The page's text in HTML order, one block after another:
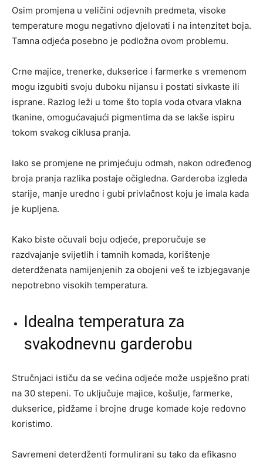
Osim promjena u veličini odjevnih predmeta, visoke
temperature mogu negativno djelovati i na intenzitet boja.
Tamna odjeća posebno je podložna ovom problemu.
Crne majice, trenerke, dukserice i farmerke s vremenom
mogu izgubiti svoju duboku nijansu i postati sivkaste ili
isprane. Razlog leži u tome što topla voda otvara vlakna
tkanine, omogućavajući pigmentima da se lakše ispiru
tokom svakog ciklusa pranja.
Iako se promjene ne primjećuju odmah, nakon određenog
broja pranja razlika postaje očigledna. Garderoba izgleda
starije, manje uredno i gubi privlačnost koju je imala kada
je kupljena.
Kako biste očuvali boju odjeće, preporučuje se
razdvajanje svijetlih i tamnih komada, korištenje
deterdženata namijenjenih za obojeni veš te izbjegavanje
nepotrebno visokih temperatura.
Idealna temperatura za
svakodnevnu garderobu
Stručnjaci ističu da se većina odjeće može uspješno prati
na 30 stepeni. To uključuje majice, košulje, farmerke,
dukserice, pidžame i brojne druge komade koje redovno
koristimo.
Savremeni deterdženti formulirani su tako da efikasno